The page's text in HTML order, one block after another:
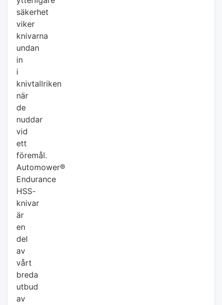
säkerhet
viker
knivarna
undan
in
i
knivtallriken
när
de
nuddar
vid
ett
föremål.
Automower®
Endurance
HSS-
knivar
är
en
del
av
vårt
breda
utbud
av